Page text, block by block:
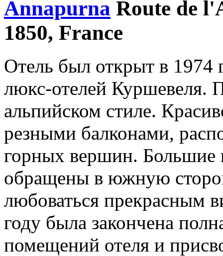
Annapurna Route de
1850, France
Отель был открыт в 1974
люкс-отелей Куршевеля.
альпийском стиле.
резными балконами,
горных вершин. Большие
обращены в южную
любоваться прекрасным
году была закончена
помещений отеля и